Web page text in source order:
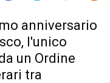
anniversario
l'unico
un Ordine
tra